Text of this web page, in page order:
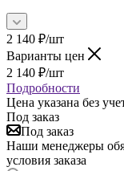
2 140 ₽/шт
Варианты цен
2 140 ₽/шт
Подробности
Цена указана без
Под заказ
Под заказ
Наши менеджеры
условия заказа